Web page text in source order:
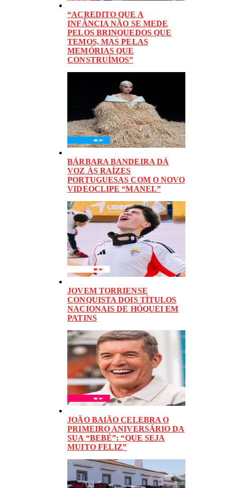
“ACREDITO QUE A
INFÂNCIA NÃO SE MEDE
PELOS BRINQUEDOS QUE
TEMOS, MAS PELAS
MEMÓRIAS QUE
CONSTRUÍMOS”
BÁRBARA BANDEIRA DÁ
VOZ ÀS RAÍZES
PORTUGUESAS COM O NOVO
VIDEOCLIPE “MANEL”
JOVEM TORRIENSE
CONQUISTA DOIS TÍTULOS
NACIONAIS DE HÓQUEI EM
PATINS
JOÃO BAIÃO CELEBRA O
PRIMEIRO ANIVERSÁRIO DA
SUA “BEBÉ”: “QUE SEJA
MUITO FELIZ”